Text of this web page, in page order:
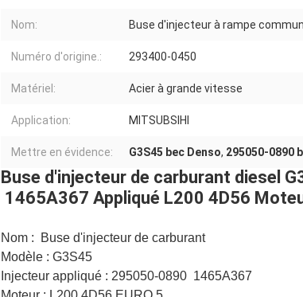
Nom: Buse d'injecteur à rampe
Numéro d'origine.: 293400-0450
Matériel: Acier à grande vitesse
Application: MITSUBSIHI
Mettre en évidence: G3S45 bec Denso, 295050-0890
Buse d'injecteur de carburant diesel
1465A367 Appliqué L200 4D56
Nom : Buse d'injecteur de carburant
Modèle : G3S45
Injecteur appliqué : 295050-0890 1465A367